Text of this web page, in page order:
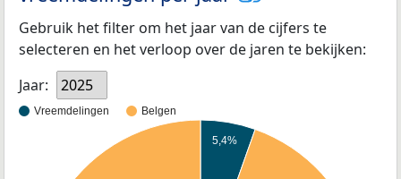
Gebruik het filter om het jaar van de cijfers te
selecteren en het verloop over de jaren te bekijken:
Jaar:
2025
Vreemdelingen Belgen
5,4%